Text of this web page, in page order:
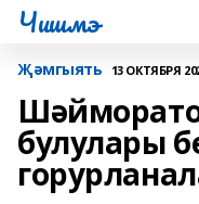
Чишмэ
Җәмгыять 13 ОКТЯБРЯ
булулары